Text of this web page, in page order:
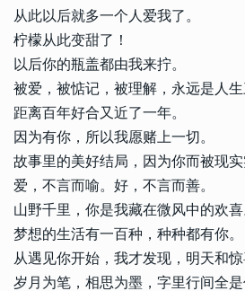
从此以后就多一个人爱我了。
柠檬从此变甜了！
以后你的瓶盖都由我来拧。
被爱，被惦记，被理解，永远是人生
距离百年好合又近了一年。
因为有你，所以我愿赌上一切。
故事里的美好结局，因为你而被现实
爱，不言而喻。好，不言而善。
山野千里，你是我藏在微风中的欢喜
梦想的生活有一百种，种种都有你。
从遇见你开始，我才发现，明天和惊
岁月为笔，相思为墨，字里行间全是